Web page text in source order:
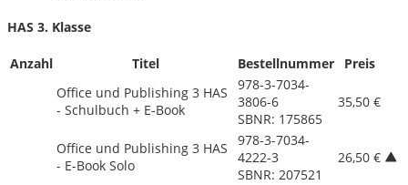
HAS 3. Klasse
Anzahl Titel Bestellnummer
Preis
Office und Publishing 3 HAS
- Schulbuch + E-Book
978-3-7034-
3806-6
SBNR: 175865
35,50 €
Office und Publishing 3 HAS
- E-Book Solo
978-3-7034-
4222-3
SBNR: 207521
26,50 €